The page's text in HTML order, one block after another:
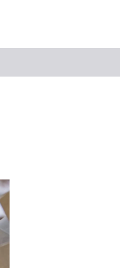
Essen & Trinken
Automobil
Feste & Highlights